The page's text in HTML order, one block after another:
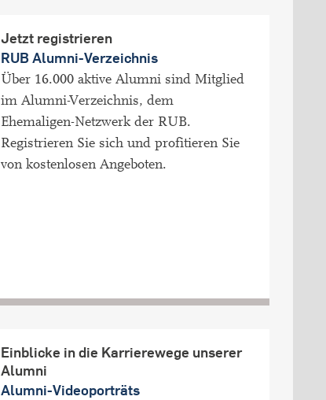
Jetzt registrieren
RUB Alumni-Verzeichnis
Über 16.000 aktive Alumni sind Mitglied
im Alumni-Verzeichnis, dem
Ehemaligen-Netzwerk der RUB.
Registrieren Sie sich und profitieren Sie
von kostenlosen Angeboten.
Einblicke in die Karrierewege unserer
Alumni
Alumni-Videoporträts